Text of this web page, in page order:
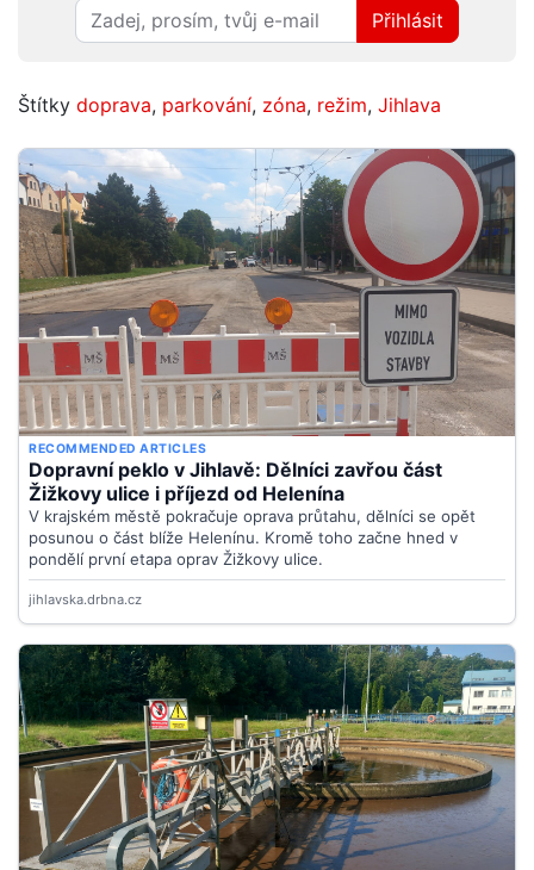
Přihlásit
Štítky doprava, parkování, zóna, režim, Jihlava